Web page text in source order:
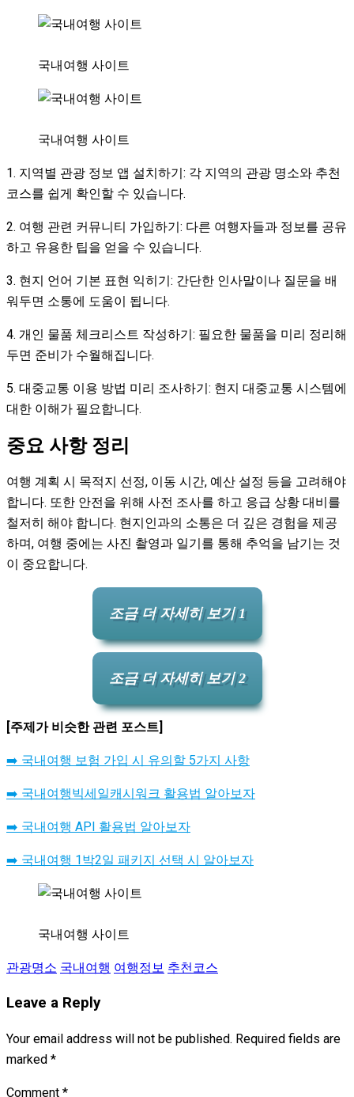
국내여행 사이트
국내여행 사이트
1. 지역별 관광 정보 앱 설치하기: 각 지역의 관광 명소와 추천
코스를 쉽게 확인할 수 있습니다.
2. 여행 관련 커뮤니티 가입하기: 다른 여행자들과 정보를 공유
하고 유용한 팁을 얻을 수 있습니다.
3. 현지 언어 기본 표현 익히기: 간단한 인사말이나 질문을 배
워두면 소통에 도움이 됩니다.
4. 개인 물품 체크리스트 작성하기: 필요한 물품을 미리 정리해
두면 준비가 수월해집니다.
5. 대중교통 이용 방법 미리 조사하기: 현지 대중교통 시스템에
대한 이해가 필요합니다.
중요 사항 정리
여행 계획 시 목적지 선정, 이동 시간, 예산 설정 등을 고려해야
합니다. 또한 안전을 위해 사전 조사를 하고 응급 상황 대비를
철저히 해야 합니다. 현지인과의 소통은 더 깊은 경험을 제공
하며, 여행 중에는 사진 촬영과 일기를 통해 추억을 남기는 것
이 중요합니다.
조금 더 자세히 보기 1
조금 더 자세히 보기 2
[주제가 비슷한 관련 포스트]
➡️ 국내여행 보험 가입 시 유의할 5가지 사항
➡️ 국내여행빅세일캐시워크 활용법 알아보자
➡️ 국내여행 API 활용법 알아보자
➡️ 국내여행 1박2일 패키지 선택 시 알아보자
국내여행 사이트
관광명소 국내여행 여행정보 추천코스
Leave a Reply
Your email address will not be published. Required fields are
marked *
Comment *